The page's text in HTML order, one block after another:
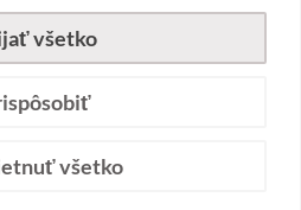
všetko
všetko
|ZÁSADY OCHRANY